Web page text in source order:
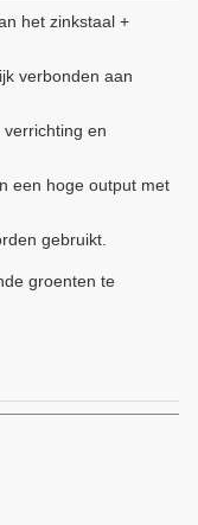
het zinkstaal +
verbonden aan
en
een hoge output met
gebruikt.
groenten te